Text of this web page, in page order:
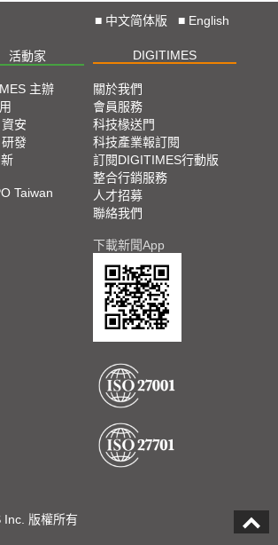
■ 中文简体版 ■ English
活動家 DIGITIMES
主辦
安
發
Taiwan
關於我們
會員服務
科技椽送門
科技產業報訂閱
訂閱DIGITIMES行動版
整合行銷服務
人才招募
聯絡我們
下載新聞App
Inc. 版權所有